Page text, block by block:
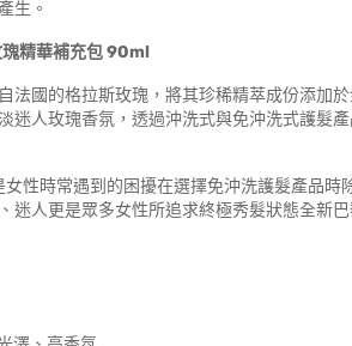
生。
萊雅金緻護髮精油
法國的格拉斯玫瑰，將其珍稀精萃成份添加
迷人玫瑰香氛，透過沖洗式與免沖洗式護髮
性時常遇到的困擾在選擇免沖洗護髮產品
迷人更是眾多女性所追求終極秀髮狀態全新